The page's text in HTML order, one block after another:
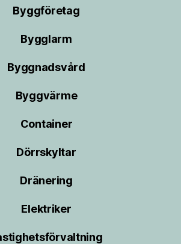
Byggföretag
Bygglarm
Byggnadsvård
Byggvärme
Container
Dörrskyltar
Dränering
Elektriker